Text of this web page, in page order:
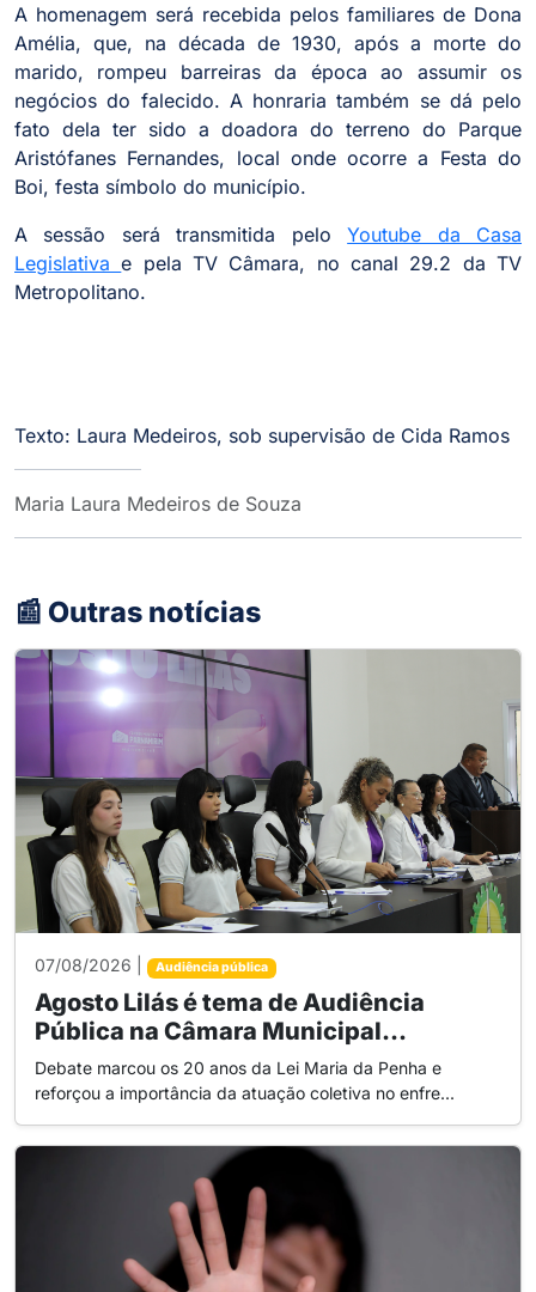
A homenagem será recebida pelos familiares de Dona
Amélia, que, na década de 1930, após a morte do
marido, rompeu barreiras da época ao assumir os
negócios do falecido. A honraria também se dá pelo
fato dela ter sido a doadora do terreno do Parque
Aristófanes Fernandes, local onde ocorre a Festa do
Boi, festa símbolo do município.
A sessão será transmitida peloYoutube da Casa
Legislativae pela TV Câmara, no canal 29.2 da TV
Metropolitano.
Texto: Laura Medeiros, sob supervisão de Cida Ramos
Maria Laura Medeiros de Souza
📰 Outras notícias
07/08/2026 | Audiência pública
Agosto Lilás é tema de Audiência
Pública na Câmara Municipal...
Debate marcou os 20 anos da Lei Maria da Penha e
reforçou a importância da atuação coletiva no enfre...